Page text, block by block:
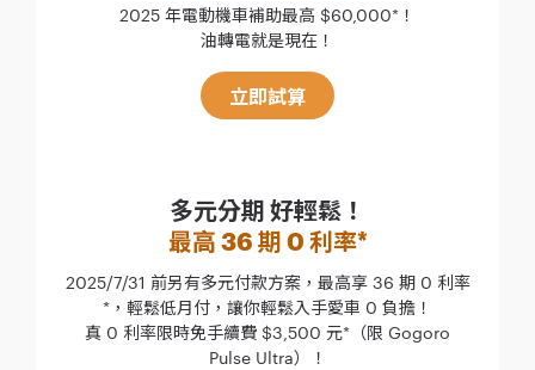
2025 年電動機車補助最高 $60,000*！
油轉電就是現在！
立即試算
多元分期 好輕鬆！
最高 36 期 0 利率*
2025/7/31 前另有多元付款方案，最高享 36 期 0 利率
*，輕鬆低月付，讓你輕鬆入手愛車 0 負擔！
真 0 利率限時免手續費 $3,500 元*（限 Gogoro
Pulse Ultra）！